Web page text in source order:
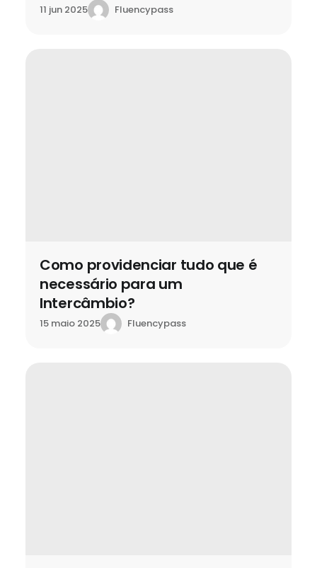
11 jun 2025 Fluencypass
Como providenciar tudo que é
necessário para um
Intercâmbio?
15 maio 2025 Fluencypass